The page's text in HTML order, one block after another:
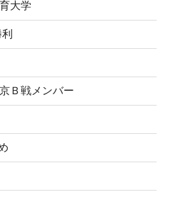
大学
Ｂ戦メンバー